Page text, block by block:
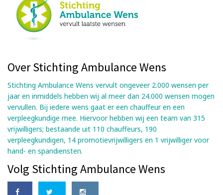
Over Stichting Ambulance Wens
Stichting Ambulance Wens vervult ongeveer 2.000 wensen per
jaar en inmiddels hebben wij al meer dan 24.000 wensen mogen
vervullen. Bij iedere wens gaat er een chauffeur en een
verpleegkundige mee. Hiervoor hebben wij een team van 315
vrijwilligers; bestaande uit 110 chauffeurs, 190
verpleegkundigen, 14 promotievrijwilligers en 1 vrijwilliger voor
hand- en spandiensten.
Volg Stichting Ambulance Wens